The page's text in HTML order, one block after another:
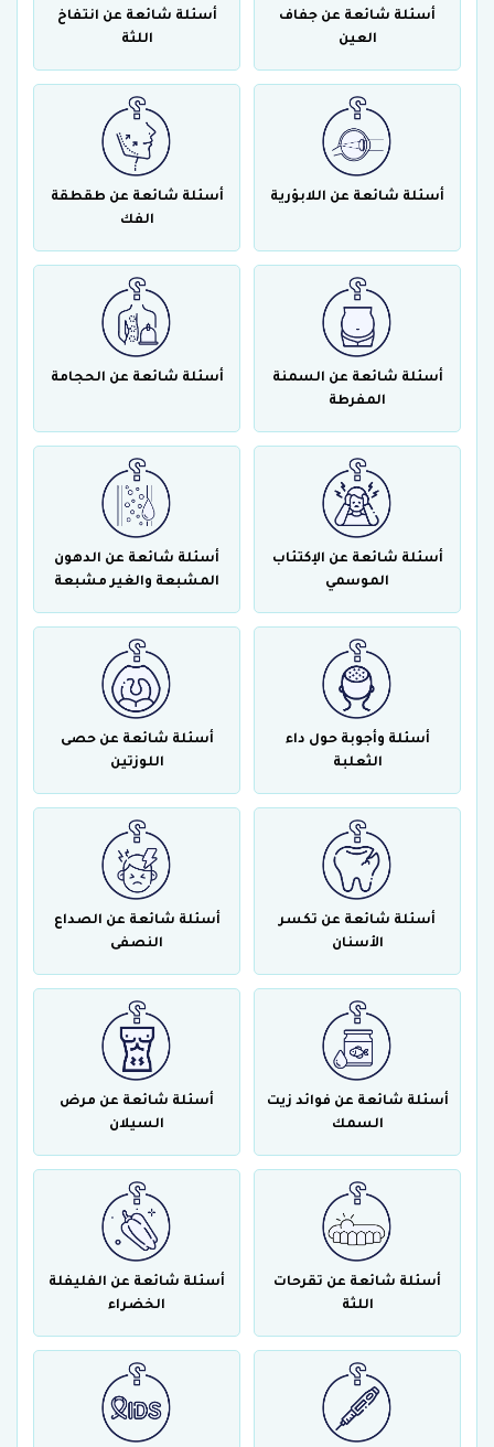
أسئلة شائعة عن جفاف
العين
أسئلة شائعة عن انتفاخ
اللثة
أسئلة شائعة عن اللابؤرية
أسئلة شائعة عن طقطقة
الفك
أسئلة شائعة عن السمنة
المفرطة
أسئلة شائعة عن الحجامة
أسئلة شائعة عن الإكتئاب
الموسمي
أسئلة شائعة عن الدهون
المشبعة والغير مشبعة
أسئلة وأجوبة حول داء
الثعلبة
أسئلة شائعة عن حصى
اللوزتين
أسئلة شائعة عن تكسر
الأسنان
أسئلة شائعة عن الصداع
النصفى
أسئلة شائعة عن فوائد زيت
السمك
أسئلة شائعة عن مرض
السيلان
أسئلة شائعة عن تقرحات
اللثة
أسئلة شائعة عن الفليفلة
الخضراء